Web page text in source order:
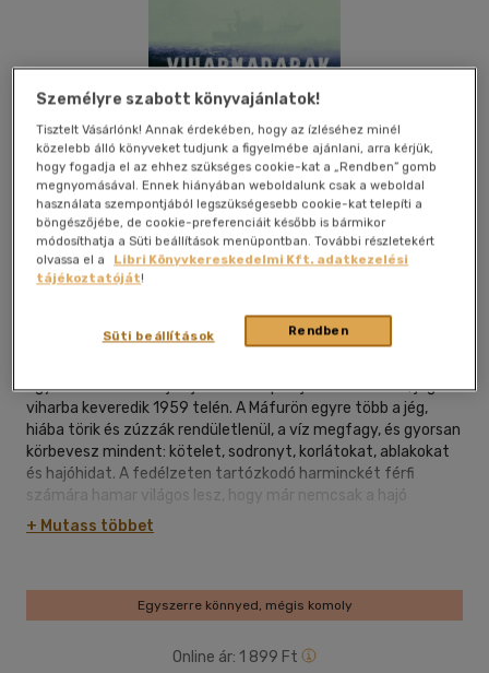
e-könyv akció
Beleolvasok Kívánságlistához adom Megosztom
Magvető Kft.|2020|magyar nyelvű
Egy izlandi halászhajó Új-Fundland partjainál hatalmas, jeges
viharba keveredik 1959 telén. A Máfurön egyre több a jég,
hiába törik és zúzzák rendületlenül, a víz megfagy, és gyorsan
körbevesz mindent: kötelet, sodronyt, korlátokat, ablakokat
és hajóhidat. A fedélzeten tartózkodó harminckét férfi
számára hamar világos lesz, hogy már nemcsak a hajó
megmentése, hanem az életük a tét. A Viharmadarak
csodálatos gazdagsággal mutatja be ember és természet
+ Mutass többet
Egyszerre könnyed, mégis komoly
Online ár: 1 899 Ft
Személyre szabott könyvajánlatok!
Tisztelt Vásárlónk! Annak érdekében, hogy az ízléséhez minél
közelebb álló könyveket tudjunk a figyelmébe ajánlani, arra kérjük,
hogy fogadja el az ehhez szükséges cookie-kat a „Rendben” gomb
megnyomásával. Ennek hiányában weboldalunk csak a weboldal
használata szempontjából legszükségesebb cookie-kat telepíti a
böngészőjébe, de cookie-preferenciáit később is bármikor
módosíthatja a Süti beállítások menüpontban. További részletekért
olvassa el a
Libri Könyvkereskedelmi Kft. adatkezelési
tájékoztatóját!
Rendben
Süti beállítások